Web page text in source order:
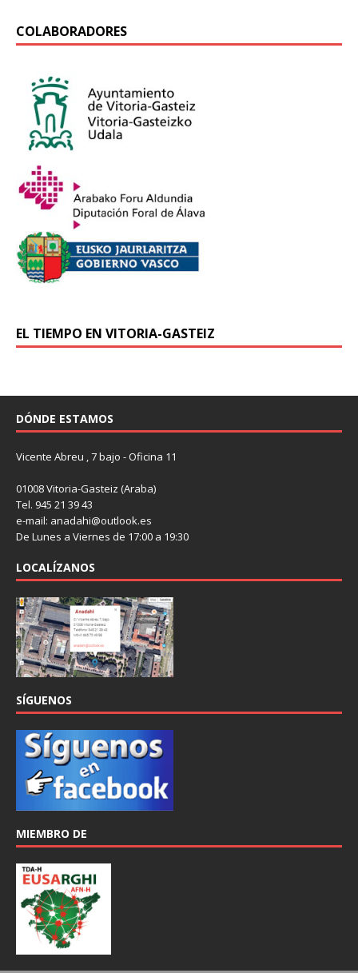
COLABORADORES
EL TIEMPO EN VITORIA-GASTEIZ
DÓNDE ESTAMOS
Vicente Abreu , 7 bajo - Oficina 11
01008 Vitoria-Gasteiz (Araba)
Tel. 945 21 39 43
e-mail: anadahi@outlook.es
De Lunes a Viernes de 17:00 a 19:30
LOCALÍZANOS
SÍGUENOS
MIEMBRO DE